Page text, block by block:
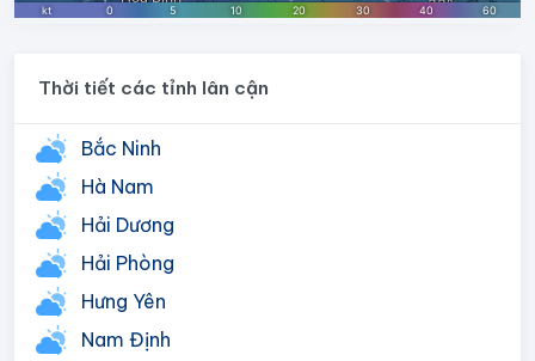
Thời tiết các tỉnh lân cận
Bắc Ninh
Hà Nam
Hải Dương
Hải Phòng
Hưng Yên
Nam Định